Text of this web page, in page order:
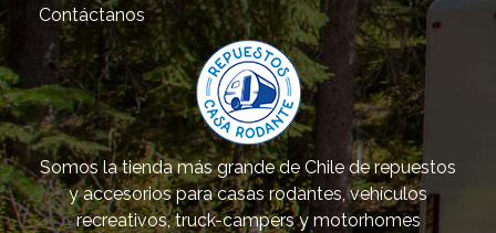
Contáctanos
Somos la tienda más grande de Chile de repuestos
y accesorios para casas rodantes, vehículos
recreativos, truck-campers y motorhomes